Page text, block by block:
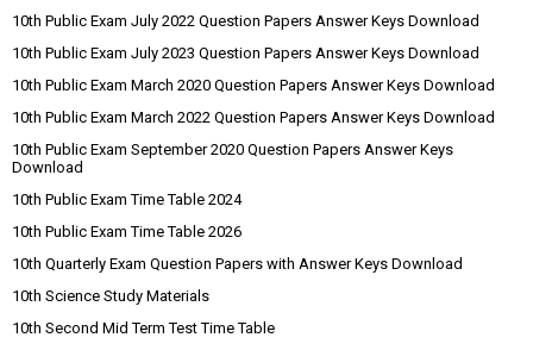
10th Public Exam July 2022 Question Papers Answer Keys Download
10th Public Exam July 2023 Question Papers Answer Keys Download
10th Public Exam March 2020 Question Papers Answer Keys Download
10th Public Exam March 2022 Question Papers Answer Keys Download
10th Public Exam September 2020 Question Papers Answer Keys
Download
10th Public Exam Time Table 2024
10th Public Exam Time Table 2026
10th Quarterly Exam Question Papers with Answer Keys Download
10th Science Study Materials
10th Second Mid Term Test Time Table